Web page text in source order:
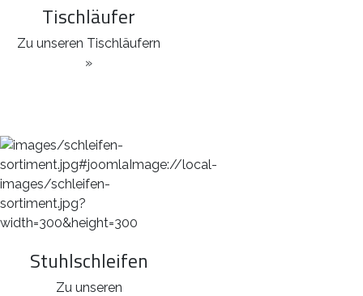
Tischläufer
Zu unseren Tischläufern
»
Stuhlschleifen
Zu unseren